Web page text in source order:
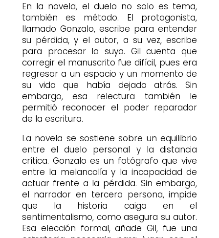
En la novela, el duelo no solo es tema,
también es método. El protagonista,
llamado Gonzalo, escribe para entender
su pérdida, y el autor, a su vez, escribe
para procesar la suya. Gil cuenta que
corregir el manuscrito fue difícil, pues era
regresar a un espacio y un momento de
su vida que había dejado atrás. Sin
embargo, esa relectura también le
permitió reconocer el poder reparador
de la escritura.
La novela se sostiene sobre un equilibrio
entre el duelo personal y la distancia
crítica. Gonzalo es un fotógrafo que vive
entre la melancolía y la incapacidad de
actuar frente a la pérdida. Sin embargo,
el narrador en tercera persona, impide
que la historia caiga en el
sentimentalismo, como asegura su autor.
Esa elección formal, añade Gil, fue una